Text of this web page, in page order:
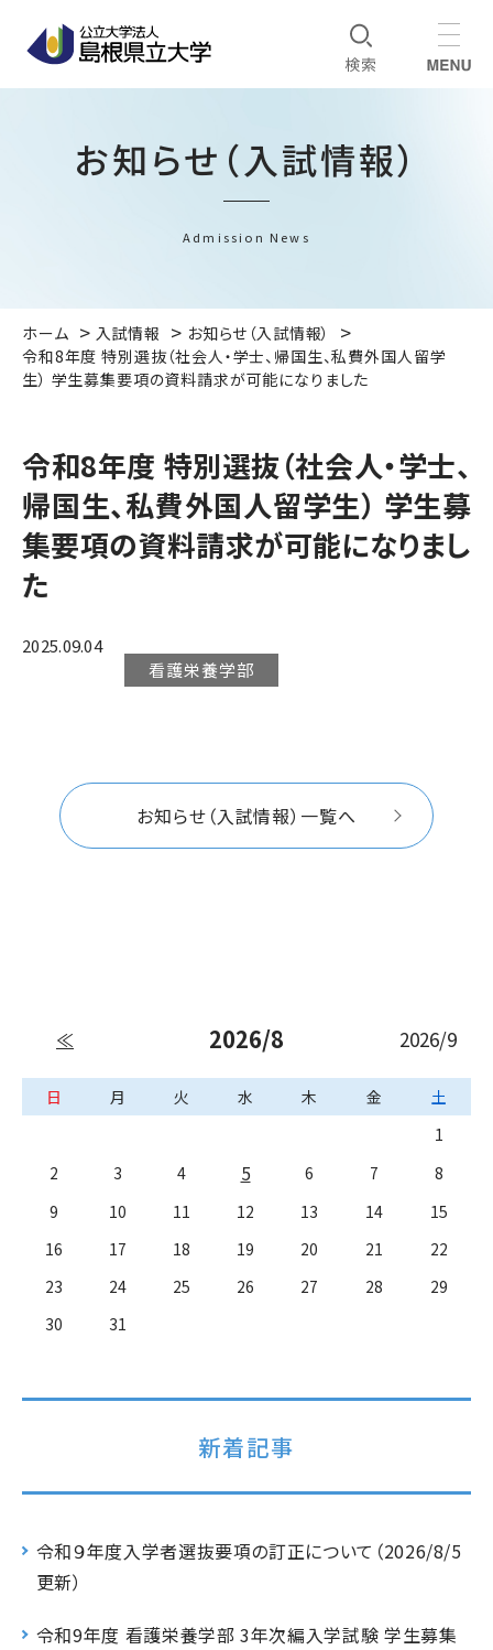
お知らせ（入試情報）
Admission News
ホーム 入試情報
お知らせ（入試情報）
令和8年度 特別選抜（社会人・学士、帰国生、私費外国人留学
生） 学生募集要項の資料請求が可能になりました
令和8年度 特別選抜（社会人・学士、
帰国生、私費外国人留学生） 学生募
集要項の資料請求が可能になりまし
た
2025.09.04
看護栄養学部
お知らせ（入試情報）一覧へ
≪ 2026/8 2026/9
日 月 火 水 木 金
土
1
2
3 4 5 6 7
8
9
10 11 12 13 14
15
16
17 18 19 20 21
22
23
24 25 26 27 28
29
30
31
新着記事
令和９年度入学者選抜要項の訂正について（2026/8/5
更新）
令和9年度 看護栄養学部 3年次編入学試験 学生募集